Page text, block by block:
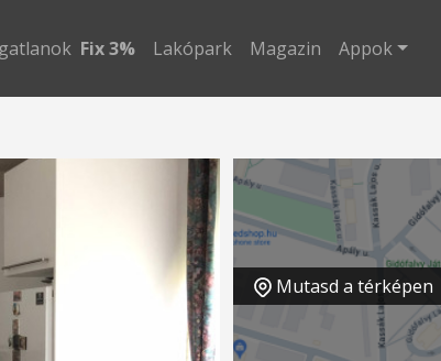
Fix 3% Lakópark Magazin Appok
Mutasd a térképen